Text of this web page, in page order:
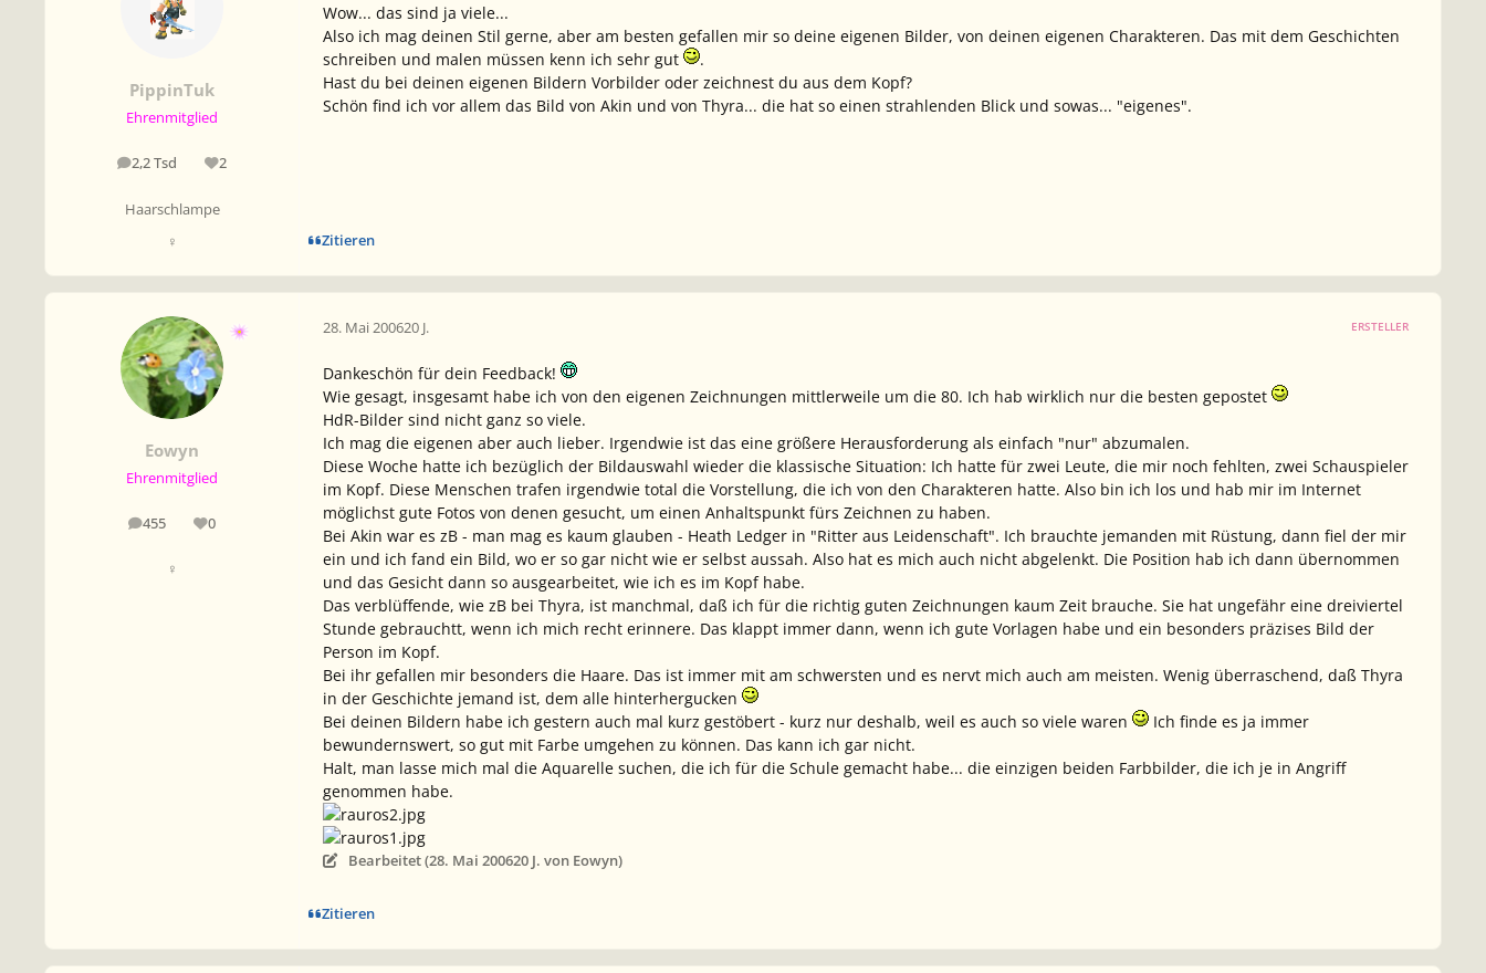
PippinTuk
Ehrenmitglied
2,2 Tsd
Beiträge 2
Reputation
Haarschlampe
♀
Wow... das sind ja viele...
Also ich mag deinen Stil gerne, aber am besten gefallen mir so deine eigenen Bilder, von deinen eigenen Charakteren. Das mit dem Geschichten
schreiben und malen müssen kenn ich sehr gut
.
Hast du bei deinen eigenen Bildern Vorbilder oder zeichnest du aus dem Kopf?
Schön find ich vor allem das Bild von Akin und von Thyra... die hat so einen strahlenden Blick und sowas... "eigenes".
Zitieren
Eowyn
Ehrenmitglied
455
Beiträge 0
Reputation
♀
28. Mai 200620 J. ERSTELLER
Dankeschön für dein Feedback!
Wie gesagt, insgesamt habe ich von den eigenen Zeichnungen mittlerweile um die 80. Ich hab wirklich nur die besten gepostet
HdR-Bilder sind nicht ganz so viele.
Ich mag die eigenen aber auch lieber. Irgendwie ist das eine größere Herausforderung als einfach "nur" abzumalen.
Diese Woche hatte ich bezüglich der Bildauswahl wieder die klassische Situation: Ich hatte für zwei Leute, die mir noch fehlten, zwei Schauspieler
im Kopf. Diese Menschen trafen irgendwie total die Vorstellung, die ich von den Charakteren hatte. Also bin ich los und hab mir im Internet
möglichst gute Fotos von denen gesucht, um einen Anhaltspunkt fürs Zeichnen zu haben.
Bei Akin war es zB - man mag es kaum glauben - Heath Ledger in "Ritter aus Leidenschaft". Ich brauchte jemanden mit Rüstung, dann fiel der mir
ein und ich fand ein Bild, wo er so gar nicht wie er selbst aussah. Also hat es mich auch nicht abgelenkt. Die Position hab ich dann übernommen
und das Gesicht dann so ausgearbeitet, wie ich es im Kopf habe.
Das verblüffende, wie zB bei Thyra, ist manchmal, daß ich für die richtig guten Zeichnungen kaum Zeit brauche. Sie hat ungefähr eine dreiviertel
Stunde gebrauchtt, wenn ich mich recht erinnere. Das klappt immer dann, wenn ich gute Vorlagen habe und ein besonders präzises Bild der
Person im Kopf.
Bei ihr gefallen mir besonders die Haare. Das ist immer mit am schwersten und es nervt mich auch am meisten. Wenig überraschend, daß Thyra
in der Geschichte jemand ist, dem alle hinterhergucken
Bei deinen Bildern habe ich gestern auch mal kurz gestöbert - kurz nur deshalb, weil es auch so viele waren
Ich finde es ja immer
bewundernswert, so gut mit Farbe umgehen zu können. Das kann ich gar nicht.
Halt, man lasse mich mal die Aquarelle suchen, die ich für die Schule gemacht habe... die einzigen beiden Farbbilder, die ich je in Angriff
genommen habe.
Bearbeitet (28. Mai 200620 J. von Eowyn)
Zitieren